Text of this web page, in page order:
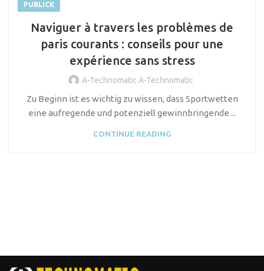
PUBLICK
Naviguer à travers les problèmes de
paris courants : conseils pour une
expérience sans stress
A-Technomatic A-Technomatic
Zu Beginn ist es wichtig zu wissen, dass Sportwetten
eine aufregende und potenziell gewinnbringende ...
CONTINUE READING